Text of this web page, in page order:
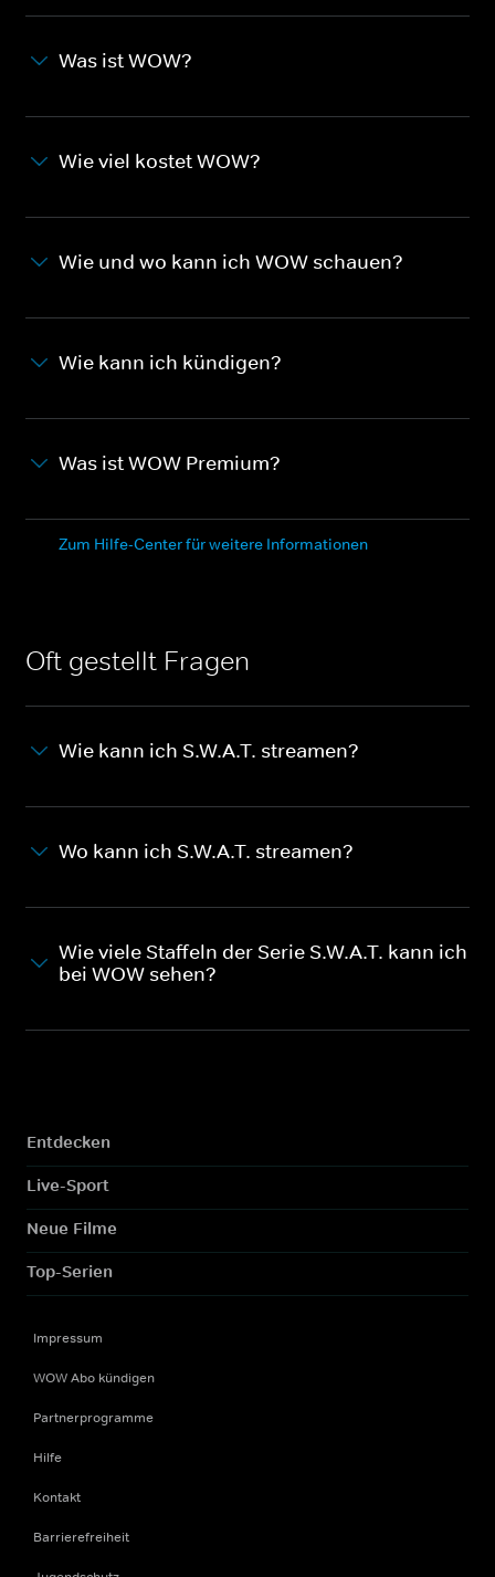
Was ist WOW?
Wie viel kostet WOW?
Wie und wo kann ich WOW schauen?
Wie kann ich kündigen?
Was ist WOW Premium?
Zum Hilfe-Center für weitere Informationen
Oft gestellt Fragen
Wie kann ich S.W.A.T. streamen?
Wo kann ich S.W.A.T. streamen?
Wie viele Staffeln der Serie S.W.A.T. kann ich
bei WOW sehen?
Entdecken
Live-Sport
Neue Filme
Top-Serien
Impressum
WOW Abo kündigen
Partnerprogramme
Hilfe
Kontakt
Barrierefreiheit